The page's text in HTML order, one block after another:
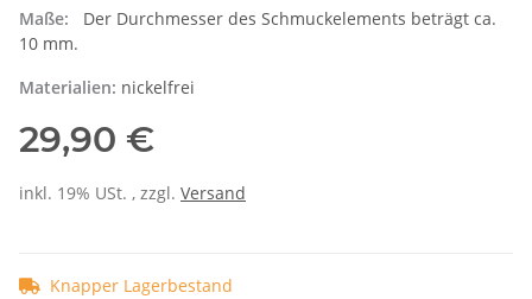
Maße:
Der Durchmesser des Schmuckelements beträgt ca.
10 mm.
Materialien: nickelfrei
29,90 €
inkl. 19% USt. , zzgl. Versand
Knapper Lagerbestand